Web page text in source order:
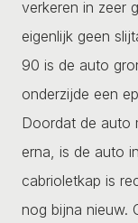
verkeren in zeer
eigenlijk geen
90 is de auto
onderzijde een
Doordat de auto
erna, is de auto
cabrioletkap is
nog bijna nieuw.